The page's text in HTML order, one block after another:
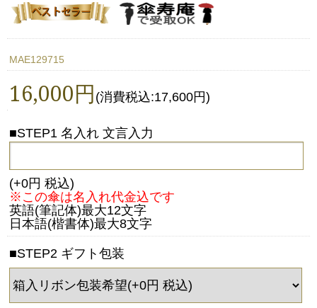
MAE129715
16,000円 (消費税込:17,600円)
■STEP1 名入れ 文言入力
(+0円 税込)
※この傘は名入れ代金込です
英語(筆記体)最大12文字
日本語(楷書体)最大8文字
■STEP2 ギフト包装